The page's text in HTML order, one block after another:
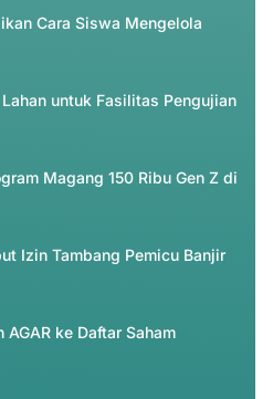
Cara Siswa Mengelola
untuk Fasilitas Pengujian
Magang 150 Ribu Gen Z di
Izin Tambang Pemicu Banjir
AGAR ke Daftar Saham